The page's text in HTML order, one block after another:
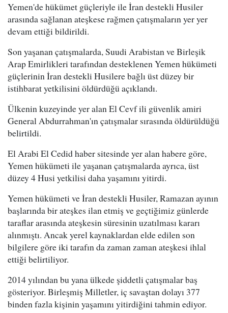
Yemen'de hükümet güçleriyle ile İran destekli Husiler
arasında sağlanan ateşkese rağmen çatışmaların yer yer
devam ettiği bildirildi.
Son yaşanan çatışmalarda, Suudi Arabistan ve Birleşik
Arap Emirlikleri tarafından desteklenen Yemen hükümeti
güçlerinin İran destekli Husilere bağlı üst düzey bir
istihbarat yetkilisini öldürdüğü açıklandı.
Ülkenin kuzeyinde yer alan El Cevf ili güvenlik amiri
General Abdurrahman'ın çatışmalar sırasında öldürüldüğü
belirtildi.
El Arabi El Cedid haber sitesinde yer alan habere göre,
Yemen hükümeti ile yaşanan çatışmalarda ayrıca, üst
düzey 4 Husi yetkilisi daha yaşamını yitirdi.
Yemen hükümeti ve İran destekli Husiler, Ramazan ayının
başlarında bir ateşkes ilan etmiş ve geçtiğimiz günlerde
taraflar arasında ateşkesin süresinin uzatılması kararı
alınmıştı. Ancak yerel kaynaklardan elde edilen son
bilgilere göre iki tarafın da zaman zaman ateşkesi ihlal
ettiği belirtiliyor.
2014 yılından bu yana ülkede şiddetli çatışmalar baş
gösteriyor. Birleşmiş Milletler, iç savaştan dolayı 377
binden fazla kişinin yaşamını yitirdiğini tahmin ediyor.